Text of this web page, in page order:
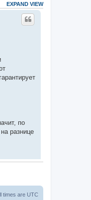
EXPAND VIEW
по
разнице
times are UTC